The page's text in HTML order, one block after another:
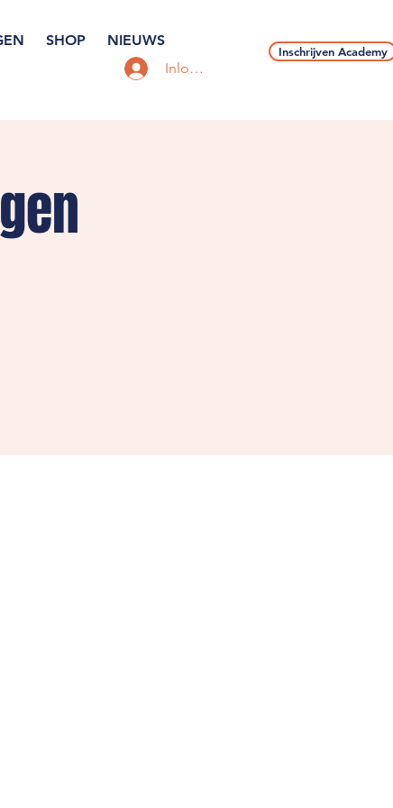
SHOP
NIEUWS
Inloggen
Inschrijven Academy